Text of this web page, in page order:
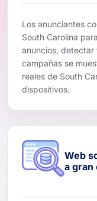
Los anunciantes
South Carolina
anuncios,
campañas se
reales de South
dispositivos.
Web
a gran